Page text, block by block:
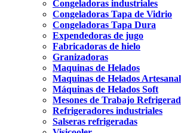
Congeladoras industriales
Congeladoras Tapa de Vidrio
Congeladoras Tapa Dura
Expendedoras de jugo
Fabricadoras de hielo
Granizadoras
Maquinas de Helados
Maquinas de Helados
Máquinas de Helados Soft
Mesones de Trabajo
Refrigeradores industriales
Salseras refrigeradas